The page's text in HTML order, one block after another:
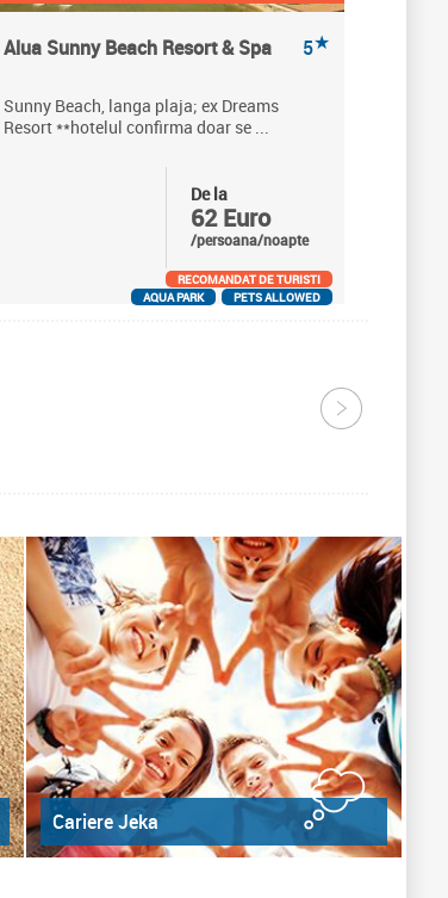
Alua Sunny Beach Resort & Spa 5★
Sunny Beach, langa plaja; ex Dreams
Resort **hotelul confirma doar se ...
De la
62 Euro
/persoana/noapte
RECOMANDAT DE TURISTI
AQUA PARK
PETS ALLOWED
Cariere Jeka